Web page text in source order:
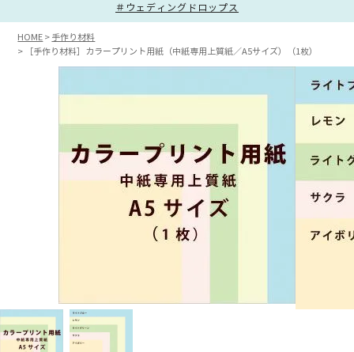
＃ウェディングドロップス
HOME
手作り材料
［手作り材料］カラープリント用紙（中紙専用上質紙／A5サイズ）（1枚）